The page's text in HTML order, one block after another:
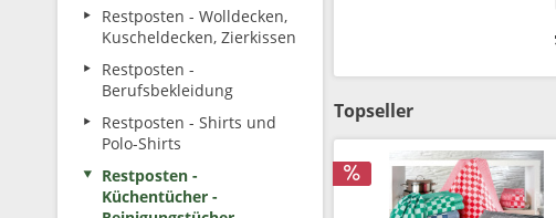
Restposten - Wolldecken,
Kuscheldecken, Zierkissen
Restposten -
Berufsbekleidung
Restposten - Shirts und
Polo-Shirts
Restposten -
Küchentücher -
Topseller